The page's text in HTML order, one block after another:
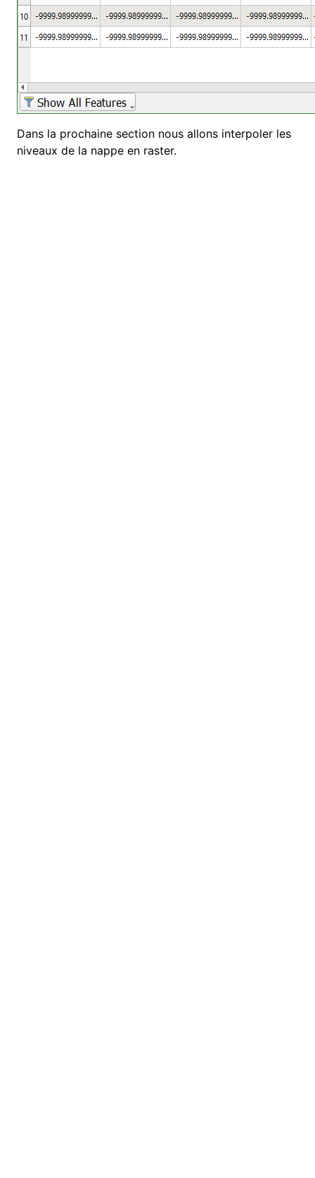
Dans la prochaine section nous allons interpoler les
niveaux de la nappe en raster.